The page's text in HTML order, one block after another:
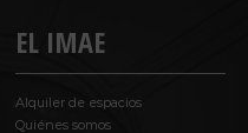
EL IMAE
Alquiler de espacios
Quiénes somos